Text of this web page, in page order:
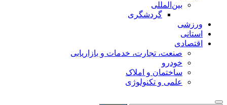
بین‌المللی
گردشگری
ورزشی
استانی
اقتصادی
صنعت، تجارت، خدمات و بازاریابی
خودرو
ساختمان و املاک
علمی و تکنولوژی